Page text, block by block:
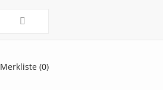
Merkliste (0)